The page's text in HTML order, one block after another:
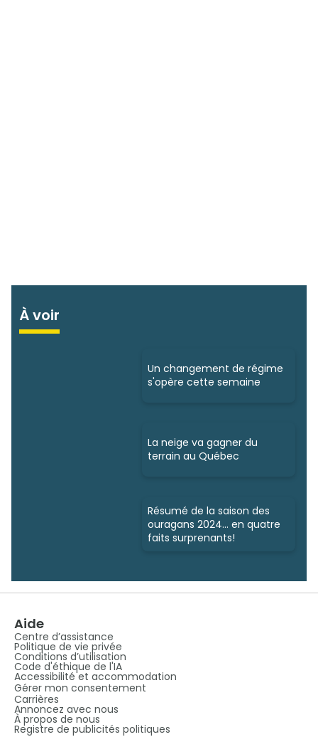
À voir
Un changement de régime
s'opère cette semaine
La neige va gagner du
terrain au Québec
Résumé de la saison des
ouragans 2024… en quatre
faits surprenants!
Aide
Centre d’assistance
Politique de vie privée
Conditions d’utilisation
Code d'éthique de l'IA
Accessibilité et accommodation
Gérer mon consentement
Carrières
Annoncez avec nous
À propos de nous
Registre de publicités politiques